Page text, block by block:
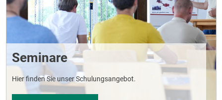
Seminare
Hier finden Sie unser Schulungsangebot.